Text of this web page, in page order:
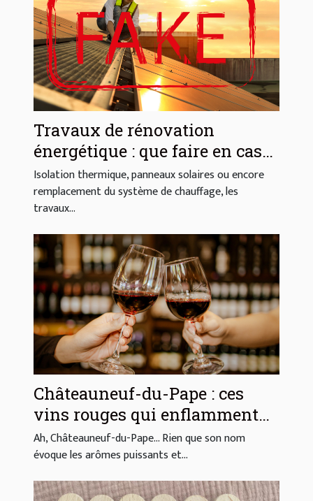
Travaux de rénovation
énergétique : que faire en cas
d’arnaque ?
Isolation thermique, panneaux solaires ou encore
remplacement du système de chauffage, les
travaux...
Châteauneuf-du-Pape : ces
vins rouges qui enflamment
les palais du monde entier
Ah, Châteauneuf-du-Pape… Rien que son nom
évoque les arômes puissants et...